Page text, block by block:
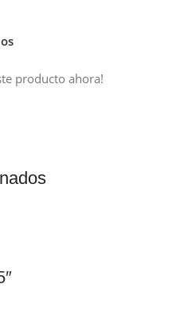
producto ahora!